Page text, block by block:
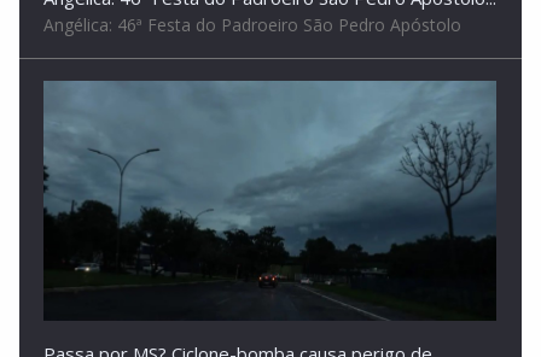
Angélica: 46ª Festa do Padroeiro São Pedro Apóstolo
Passa por MS? Ciclone-bomba causa perigo de